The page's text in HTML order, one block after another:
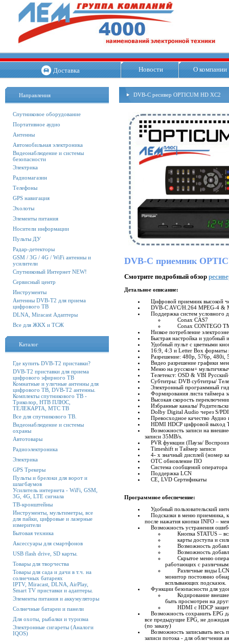
Доставка Новости О компании
Направления
Спутниковое оборудование
Портативное аудио
Антенны
Автомобильная электроника
Видеонаблюдение и системы
безопасности
Электрика
Радиомагазин
Телефоны
GPS навигация
Эхолоты
Элементы питания
Носители информации
Пульты ДУ
Радар-детекторы
GSM / 3G / 4G / WiFi антенны и
усилители
Спутниковый Интернет NEW!
Сервисный центр
Инструменты
Антенны DVB-T2 для приема
цифрового ТВ
DLNA, Miracast Адаптеры
Все для ЖКХ и ТСЖ
Каталог
Где купить DVB-T2 приставки?
DVB-T2 приставки для приема
цифрового эфирного ТВ
Комнатные и уличные антенны для
цифрового ТВ, DVB-T2 антенны.
Комплекты спутникового ТВ -
Триколор, НТВ ПЛЮС,
ТЕЛЕКАРТА, МТС ТВ
Все для спутникового ТВ.
Видеонаблюдение и системы
охраны
Автотовары
Радиоэлектроника
Электрика
GPS Трекеры
Пульты и брелоки для ворот и
шлагбаумов
Усилитель интернета - WiFi, GSM,
3G, 4G, LTE сигнала
ТВ-кронштейны
Инструменты, мультиметры, все
для пайки, цифровые и лазерные
измерители
Бытовая техника
Аксессуары для смартфонов
USB flash drive, SD карты.
Товары для творчества
Товары для сада и дачи в т.ч. на
солнечных батареях
IPTV, Miracast, DLNA, AirPlay,
Smart TV приставки и адаптеры.
Элементы питания и аккумуляторы
Солнечные батареи и панели
Для охоты, рыбалки и туризма
Электронные сигареты (Аналоги
IQOS)
DVB-C ресивер OPTICUM HD XC2
DVB-C приемник
Смотрите подробный обзор
Детальное описание:
Цифровой приемник высокой
DVB-C AVC/H.264 MPEG-4 &
Поддержка систем условного
Conax CAS7
Сonax CONTEGO
Низкое потребление
Быстрая настройка и удобный
Удобный пульт с цветными
16:9, 4:3 и Letter Box форматы
Разрешение: 480p, 576p, 480i,
Видео разрешение графики
Меню на русском+
Телетекст: OSD & VBI
Субтитры: DVB субтитры/
Электронный программный гид
Формирования листа таймера
Высокая скорость
Избранные каналы/
Dolby Digital Audio через S/
Превосходное качество Аудио
HDMI HDCP цифровой выход
Возможность записи на
записи 35MB/s.
PVR функции (Пауза/
Timeshift и Таймер записи
4- х значный дисплей (номер
OTC обновление ПО
Система сообщений оператора
Поддержка LCN
CE, LVD Сертификаты
Программное обеспечение:
Удобный пользовательский
Подсказки в меню приемника,
после нажатия кнопки INFO –
Возможность устранения
Кнопка STATUS – вся
карты доступа и силы
Возможность
Возможность
Скрытое меню
работающих с
Различные виды LCN
монитор постоянно
всплывающих подсказок.
Функции безопасности для
Кодирование
быть просмотрен на
HDMI с HDCP
Возможность сохранить EPG
все предыдущие EPG, не
(по заказу)
Возможность записывать весь
записи потока - для облегчения